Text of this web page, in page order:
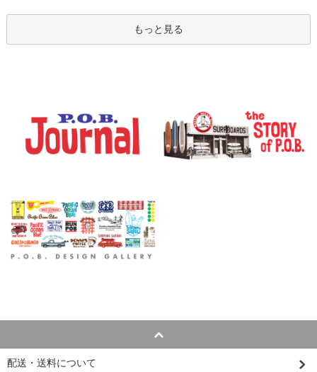
もっと見る
配送・送料について